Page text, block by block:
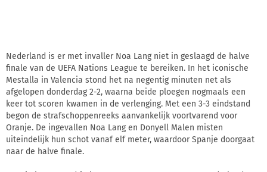
Nederland is er met invaller Noa Lang niet in geslaagd de halve
finale van de UEFA Nations League te bereiken. In het iconische
Mestalla in Valencia stond het na negentig minuten net als
afgelopen donderdag 2-2, waarna beide ploegen nogmaals een
keer tot scoren kwamen in de verlenging. Met een 3-3 eindstand
begon de strafschoppenreeks aanvankelijk voortvarend voor
Oranje. De ingevallen Noa Lang en Donyell Malen misten
uiteindelijk hun schot vanaf elf meter, waardoor Spanje doorgaat
naar de halve finale.